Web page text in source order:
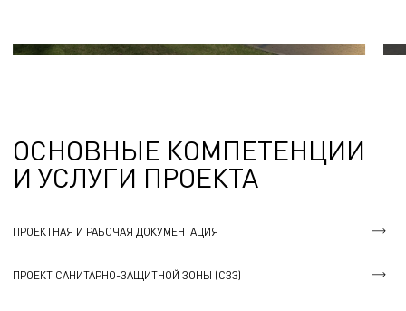
ОСНОВНЫЕ КОМПЕТЕНЦИИ
И УСЛУГИ ПРОЕКТА
ПРОЕКТНАЯ И РАБОЧАЯ ДОКУМЕНТАЦИЯ
ПРОЕКТ САНИТАРНО-ЗАЩИТНОЙ ЗОНЫ (СЗЗ)